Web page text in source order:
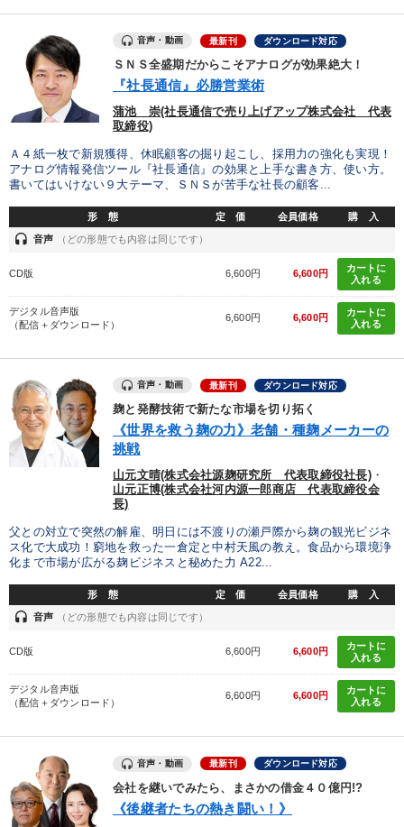
業種
製造業 卸売・小売・飲食業 建設・不動産業
IT・サービス・金融業
キーワード
マネジメント 投資 サービス
仕事術・ビジネスハック IT・デジタル活用
※「更新」を押すと「テーマ」「キーワード」を更新いただけます。
経営音声・動画を探す
全国経営者セミナー収録物以外の経営教材（全762タイトル）からお探
しいただけます
カテゴリー
経営戦略・経営実務
仕事のスキルと人間力を高める知恵を身につける
全国経営者セミナー収録〈売れ筋・人気ランキング〉＆新刊・好
組織と人を動かすマネジメント力を磨く
「利上げ時代の最新・銀行対策」＋「不動産市況予測」＋「市場
予測と株式投資」最新刊
147回春季大会 148回夏季大会
オーナー社長の「現場力の経営」＋現場の「儲ける力」をさらに
高める教材２選
音声・動画 最新刊 ダウンロード対応
ＳＮＳ全盛期だからこそアナログが効果絶大！
『社長通信』必勝営業術
蒲池 崇(社長通信で売り上げアップ株式会社 代表
取締役)
Ａ４紙一枚で新規獲得、休眠顧客の掘り起こし、採用力の強化も実現！
アナログ情報発信ツール『社長通信』の効果と上手な書き方、使い方。
書いてはいけない９大テーマ、ＳＮＳが苦手な社長の顧客...
形 態 定 価 会員価格 購 入
headset 音声 （どの形態でも内容は同じです）
CD版 6,600円 6,600円
カートに
入れる
デジタル音声版
（配信＋ダウンロード）
6,600円 6,600円
カートに
入れる
音声・動画 最新刊 ダウンロード対応
麹と発酵技術で新たな市場を切り拓く
《世界を救う麹の力》老舗・種麹メーカーの
挑戦
山元文晴(株式会社源麹研究所 代表取締役社長)・
山元正博(株式会社河内源一郎商店 代表取締役会
長)
父との対立で突然の解雇、明日には不渡りの瀬戸際から麹の観光ビジネ
ス化で大成功！窮地を救った一倉定と中村天風の教え。食品から環境浄
化まで市場が広がる麹ビジネスと秘めた力 A22...
形 態 定 価 会員価格 購 入
headset 音声 （どの形態でも内容は同じです）
CD版 6,600円 6,600円
カートに
入れる
デジタル音声版
（配信＋ダウンロード）
6,600円 6,600円
カートに
入れる
音声・動画 最新刊 ダウンロード対応
会社を継いでみたら、まさかの借金４０億円!?
《後継者たちの熱き闘い！》